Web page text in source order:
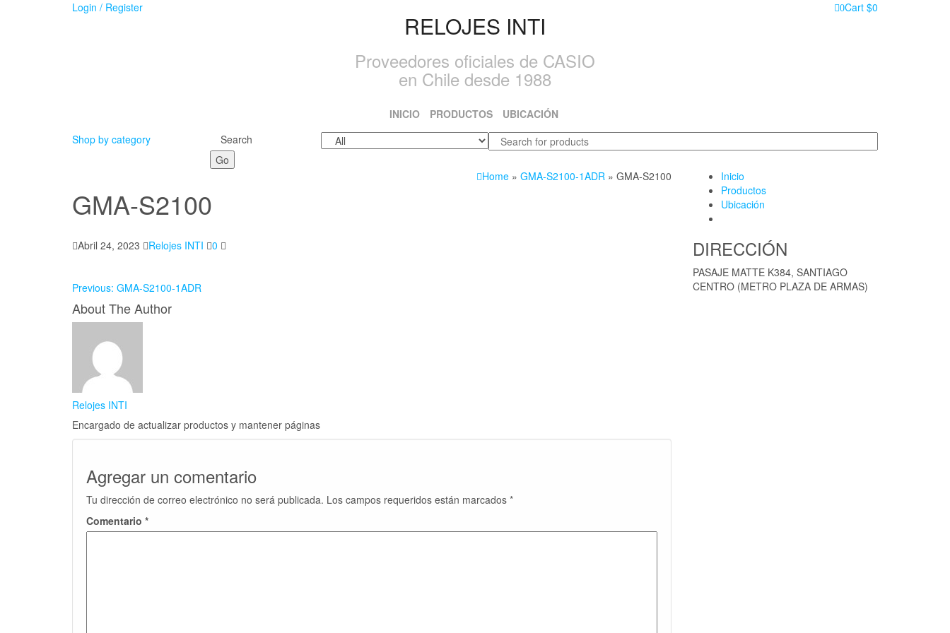
RELOJES INTI
Proveedores oficiales de CASIO
en Chile desde 1988
Login / Register 0Cart $0
INICIO PRODUCTOS
UBICACIÓN
Shop by category
Search
Go
Home» GMA-S2100-1ADR» GMA-S2100
GMA-S2100
Abril 24, 2023 Relojes INTI 0
Previous: GMA-S2100-1ADR
About The Author
Relojes INTI
Encargado de actualizar productos y mantener páginas
Agregar un comentario
Tu dirección de correo electrónico no será publicada. Los campos requeridos están marcados *
Comentario *
Inicio
Productos
Ubicación
DIRECCIÓN
PASAJE MATTE K384, SANTIAGO
CENTRO (METRO PLAZA DE ARMAS)